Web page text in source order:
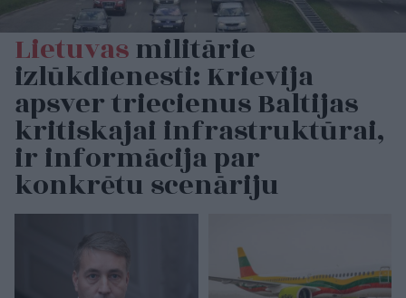
Lietuvasmilitārie
izlūkdienesti: Krievija
apsver triecienus Baltijas
kritiskajai infrastruktūrai,
ir informācija par
konkrētu scenāriju